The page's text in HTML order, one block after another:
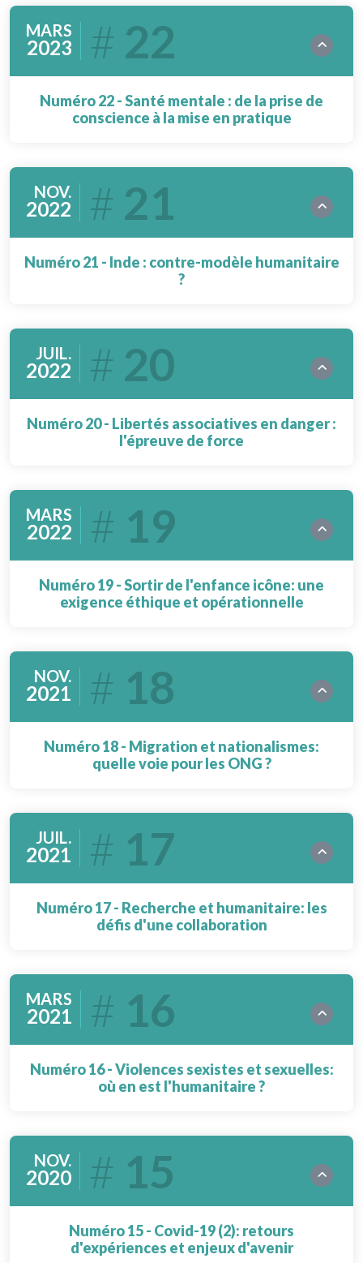
MARS
2023 22
Numéro 22 - Santé mentale : de la prise de
conscience à la mise en pratique
NOV.
2022 21
Numéro 21 - Inde : contre-modèle humanitaire
?
JUIL.
2022 20
Numéro 20 - Libertés associatives en danger :
l'épreuve de force
MARS
2022 19
Numéro 19 - Sortir de l'enfance icône: une
exigence éthique et opérationnelle
NOV.
2021 18
Numéro 18 - Migration et nationalismes:
quelle voie pour les ONG ?
JUIL.
2021 17
Numéro 17 - Recherche et humanitaire: les
défis d'une collaboration
MARS
2021 16
Numéro 16 - Violences sexistes et sexuelles:
où en est l'humanitaire ?
NOV.
2020 15
Numéro 15 - Covid-19 (2): retours
d'expériences et enjeux d'avenir